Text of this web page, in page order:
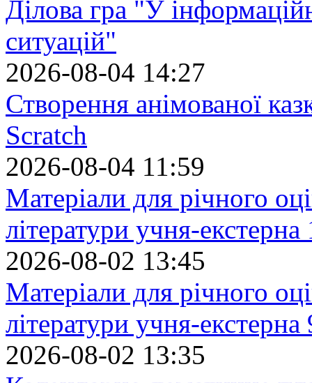
Ділова гра "У
ситуацій"
2026-08-04 14:27
Створення анімованої
Scratch
2026-08-04 11:59
Матеріали для річного
літератури учня-екстерна
2026-08-02 13:45
Матеріали для річного
літератури учня-екстерна
2026-08-02 13:35